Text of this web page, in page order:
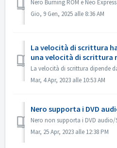
Gio, 9 Gen, 2025 alle 8:36 AM
La velocità di scrittura
una velocità di scrittura
Mar, 4 Apr, 2023 alle 10:53 AM
Nero supporta i DVD
Mar, 25 Apr, 2023 alle 12:38 PM